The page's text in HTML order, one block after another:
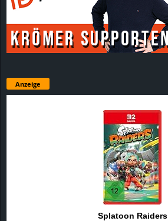
Anzeige
Splatoon Raiders